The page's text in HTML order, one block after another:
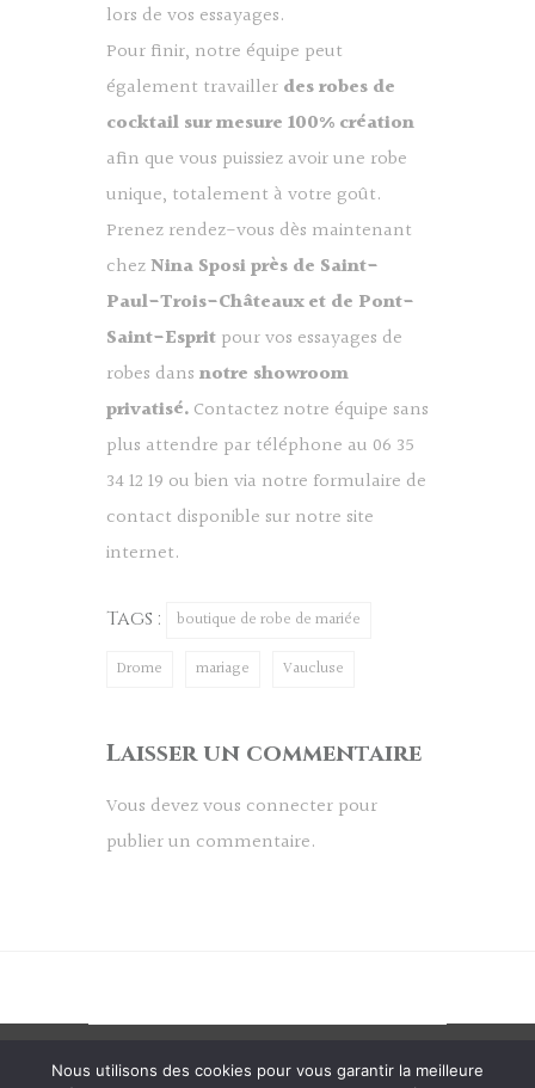
lors de vos essayages.
Pour finir, notre équipe peut
également travailler des robes de
cocktail sur mesure 100% création
afin que vous puissiez avoir une robe
unique, totalement à votre goût.
Prenez rendez-vous dès maintenant
chezNina Sposi près de Saint-
Paul-Trois-Châteaux et de Pont-
Saint-Esprit pour vos essayages de
robes dans notre showroom
privatisé. Contactez notre équipe sans
plus attendre par téléphone au 06 35
34 12 19 ou bien via notre formulaire de
contact disponible sur notre site
internet.
Tags : boutique de robe de mariée
Drome mariage Vaucluse
Laisser un commentaire
Vous devezvous connecter pour
publier un commentaire.
Nous utilisons des cookies pour vous garantir la meilleure